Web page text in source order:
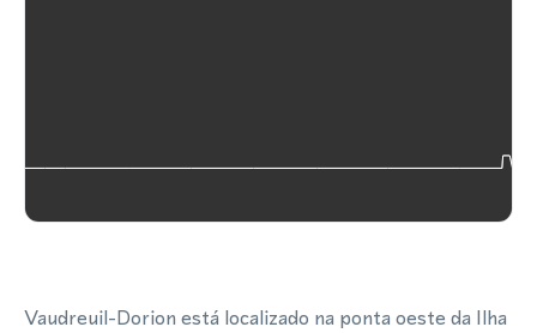
Vaudreuil-Dorion está localizado na ponta oeste da Ilha